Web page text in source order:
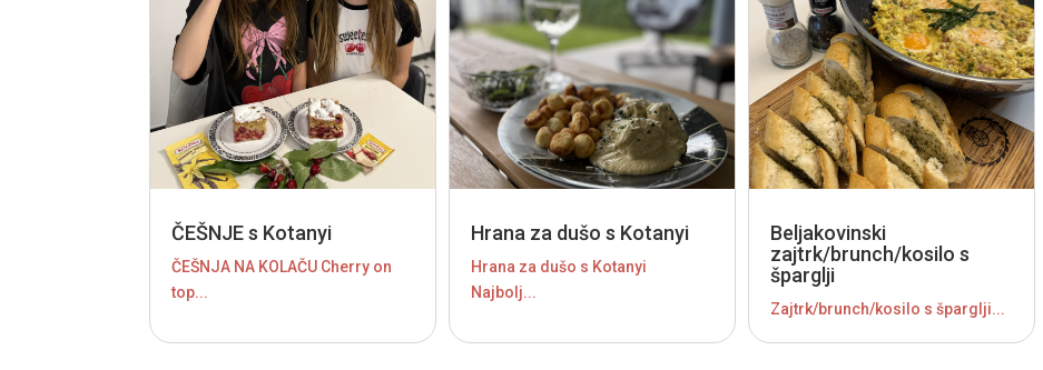
ČEŠNJE s Kotanyi
ČEŠNJA NA KOLAČU Cherry on
top...
Hrana za dušo s Kotanyi
Hrana za dušo s Kotanyi
Najbolj...
Beljakovinski
zajtrk/brunch/kosilo s
šparglji
Zajtrk/brunch/kosilo s šparglji...